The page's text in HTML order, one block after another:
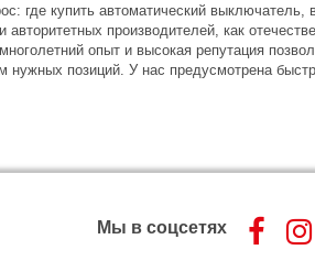
где купить автоматический
производителей, как
опыт и высокая репутация
позиций. У нас предусмотрена
Мы в соцсетях